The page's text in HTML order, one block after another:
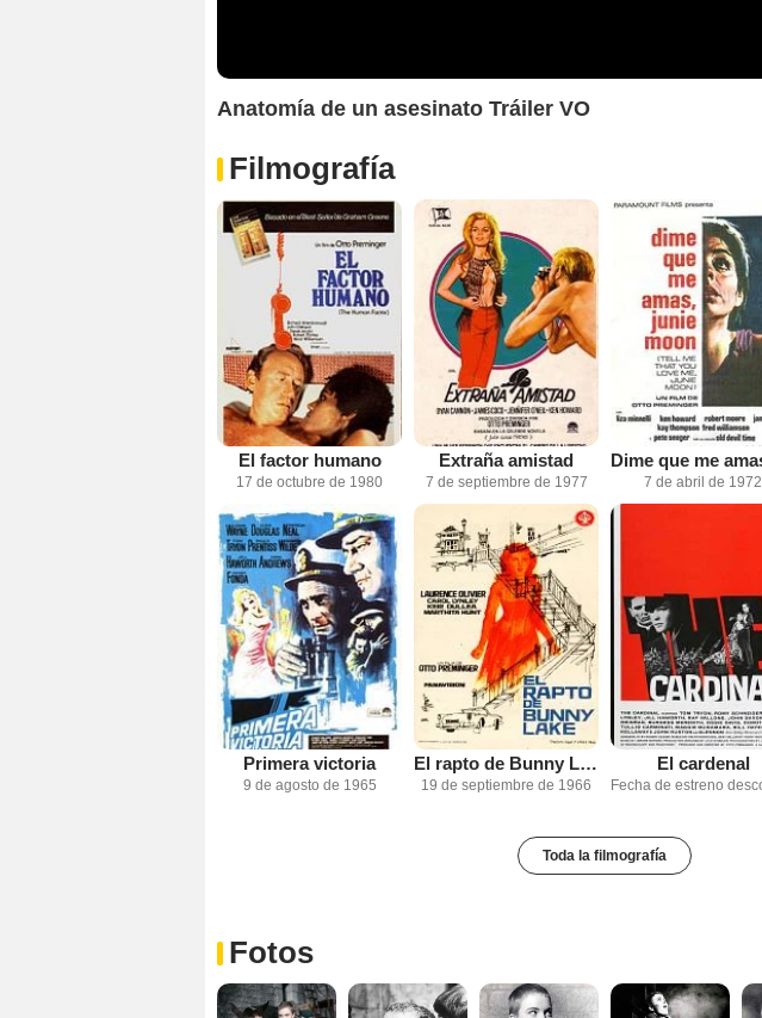
Anatomía de un asesinato Tráiler VO
Filmografía
El factor humano
17 de octubre de 1980
Extraña amistad
7 de septiembre de 1977 7 de abril de 1972
Primera victoria
9 de agosto de 1965
El rapto de Bunny Lake
19 de septiembre de 1966
El cardenal
Toda la filmografía
Fotos